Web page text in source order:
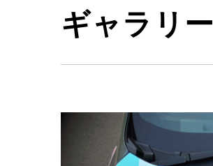
ギャラリー